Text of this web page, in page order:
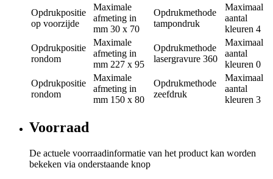
Opdrukpositie
op voorzijde
Maximale
afmeting in
mm 30 x 70
Opdrukmethode
tampondruk
Maximaal
aantal
kleuren 4
Opdrukpositie
rondom
Maximale
afmeting in
mm 227 x 95
Opdrukmethode
lasergravure 360
Maximaal
aantal
kleuren 0
Opdrukpositie
rondom
Maximale
afmeting in
mm 150 x 80
Opdrukmethode
zeefdruk
Maximaal
aantal
kleuren 3
Voorraad
De actuele voorraadinformatie van het product kan worden
bekeken via onderstaande knop